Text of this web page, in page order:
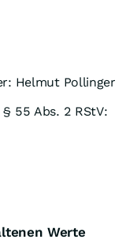
Helmut Pollinger
55 Abs. 2 RStV:
Werte